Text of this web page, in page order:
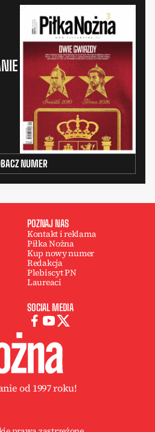
NUMER
POZNAJ NAS
Kontakt i reklama
Piłka Nożna
Kup nowy numer
Redakcja
Plebiscyt PN
Laureaci
SOCIAL MEDIA
od 1997 roku!